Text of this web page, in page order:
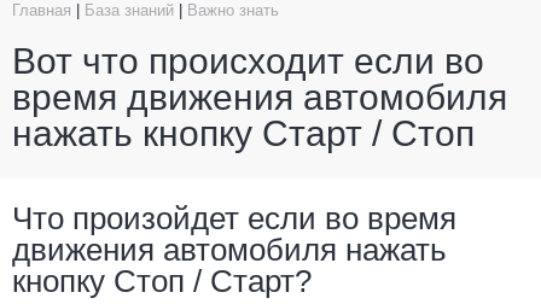
Главная База знаний Важно знать
Вот что происходит если во
время движения автомобиля
нажать кнопку Старт / Стоп
Что произойдет если во время
движения автомобиля нажать
кнопку Стоп / Старт?